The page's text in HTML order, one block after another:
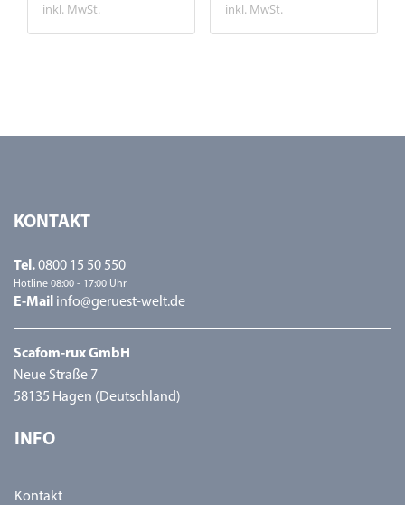
inkl. MwSt.
inkl. MwSt.
KONTAKT
Tel.0800 15 50 550
Hotline 08:00 - 17:00 Uhr
E-Mail info@geruest-welt.de
Scafom-rux GmbH
Neue Straße 7
58135 Hagen (Deutschland)
INFO
Kontakt